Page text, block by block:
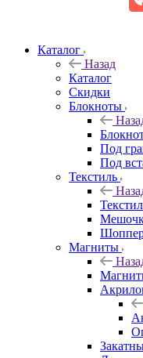
Каталог
Назад
Каталог
Скидки
Блокноты
Под
Под
Текстиль
Магниты